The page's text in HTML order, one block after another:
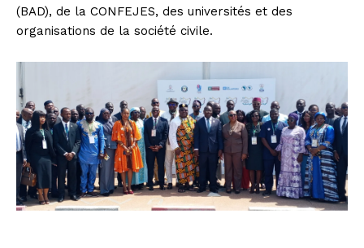
(BAD), de la CONFEJES, des universités et des
organisations de la société civile.